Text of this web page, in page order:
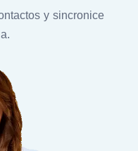
y sincronice